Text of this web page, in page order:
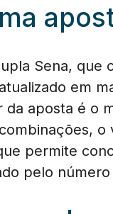
Sena,
em
aposta é o
permite
pelo